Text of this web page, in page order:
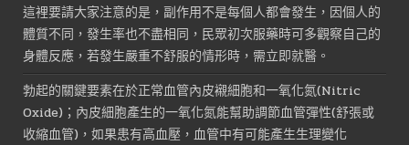
這裡要請大家注意的是，副作用不是每個人都會發生，因個人的
體質不同，發生率也不盡相同，民眾初次服藥時可多觀察自己的
身體反應，若發生嚴重不舒服的情形時，需立即就醫。
勃起的關鍵要素在於正常血管內皮襯細胞和一氧化氮(Nitric
Oxide)；內皮細胞產生的一氧化氮能幫助調節血管彈性(舒張或
收縮血管)，如果患有高血壓，血管中有可能產生生理變化